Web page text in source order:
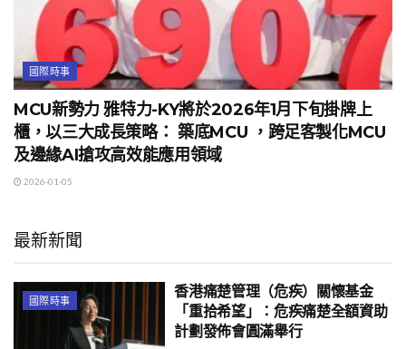
國際時事
MCU新勢力 雅特力-KY將於2026年1月下旬掛牌上
櫃，以三大成長策略： 築底MCU ，跨足客製化MCU
及邊緣AI搶攻高效能應用領域
2026-01-05
最新新聞
國際時事
香港痛楚管理（危疾）關懷基金
「重拾希望」：危疾痛楚全額資助
計劃發佈會圓滿舉行